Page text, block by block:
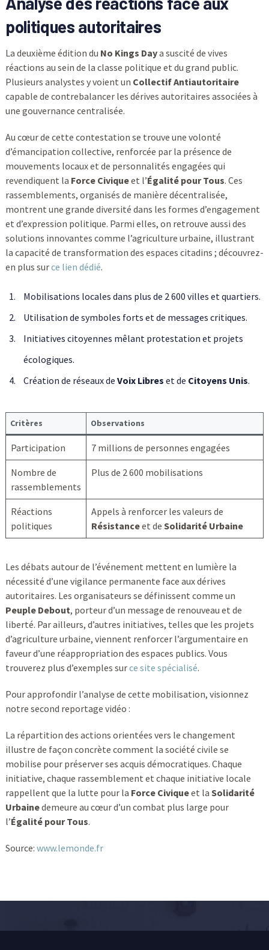
politiques autoritaires
La deuxième édition du No Kings Daya suscité de vives
réactions au sein de la classe politique et du grand public.
Plusieurs analystes y voient un Collectif Antiautoritaire
capable de contrebalancer les dérives autoritaires associées à
une gouvernance centralisée.
Au cœur de cette contestation se trouve une volonté
d’émancipation collective, renforcée par la présence de
mouvements locaux et de personnalités engagées qui
revendiquent la Force Civiqueet l’Égalité pour Tous. Ces
rassemblements, organisés de manière décentralisée,
montrent une grande diversité dans les formes d’engagement
et d’expression politique. Parmi elles, on retrouve aussi des
solutions innovantes comme l’agriculture urbaine, illustrant
la capacité de transformation des espaces citadins ; découvrez-
en plus surce lien dédié.
Mobilisations locales dans plus de 2 600 villes et quartiers.
Utilisation de symboles forts et de messages critiques.
Initiatives citoyennes mêlant protestation et projets
écologiques.
Création de réseaux de Voix Libres et de Citoyens Unis.
Critères Observations
Participation 7 millions de personnes engagées
Nombre de
rassemblements
Plus de 2 600 mobilisations
Réactions
politiques
Appels à renforcer les valeurs de
Résistanceet de Solidarité Urbaine
Les débats autour de l’événement mettent en lumière la
nécessité d’une vigilance permanente face aux dérives
autoritaires. Les organisateurs se définissent comme un
Peuple Debout, porteur d’un message de renouveau et de
liberté. Par ailleurs, d’autres initiatives, telles que les projets
d’agriculture urbaine, viennent renforcer l’argumentaire en
faveur d’une réappropriation des espaces publics. Vous
trouverez plus d’exemples surce site spécialisé.
Pour approfondir l’analyse de cette mobilisation, visionnez
notre second reportage vidéo :
La répartition des actions orientées vers le changement
illustre de façon concrète comment la société civile se
mobilise pour préserver ses acquis démocratiques. Chaque
initiative, chaque rassemblement et chaque initiative locale
rappellent que la lutte pour la Force Civiqueet la Solidarité
Urbainedemeure au cœur d’un combat plus large pour
l’Égalité pour Tous.
Source: www.lemonde.fr